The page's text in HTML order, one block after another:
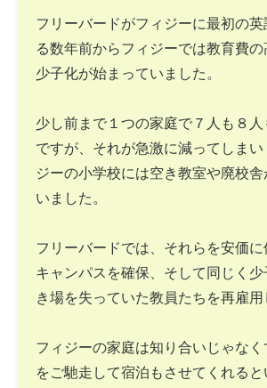
フリーバードがフィジーに最初の
る数年前からフィジーでは教育費
少子化が始まっていました。
少し前まで１つの家庭で７人も８
ですが、それが急激に減ってしま
ジーの小学校には空き教室や廃校
いました。
フリーバードでは、それらを安価
キャンパスを確保、そして同じく
き場を失っていた教員たちを再雇用
フィジーの家庭は知り合いじゃな
をご馳走して宿泊もさせてくれると